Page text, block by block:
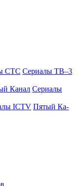
СТС Се­риа­лы ТВ–3
Ка­нал Се­риа­лы
ICTV Пя­тый Ка­